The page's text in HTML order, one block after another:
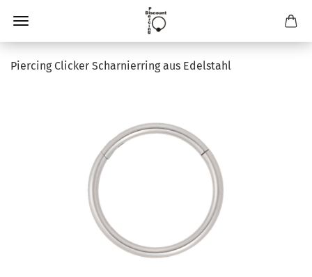
Piercing Clicker Scharnierring aus Edelstahl